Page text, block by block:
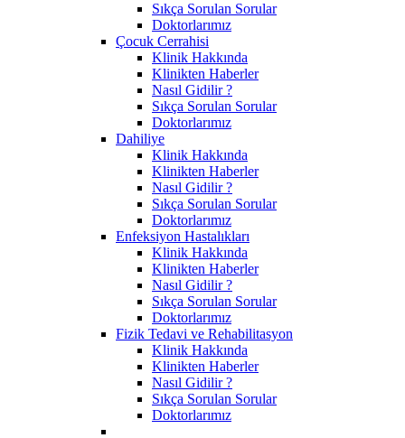
Sıkça Sorulan Sorular
Doktorlarımız
Çocuk Cerrahisi
Klinik Hakkında
Klinikten Haberler
Nasıl Gidilir ?
Sıkça Sorulan Sorular
Doktorlarımız
Dahiliye
Klinik Hakkında
Klinikten Haberler
Nasıl Gidilir ?
Sıkça Sorulan Sorular
Doktorlarımız
Enfeksiyon Hastalıkları
Klinik Hakkında
Klinikten Haberler
Nasıl Gidilir ?
Sıkça Sorulan Sorular
Doktorlarımız
Fizik Tedavi ve Rehabilitasyon
Klinik Hakkında
Klinikten Haberler
Nasıl Gidilir ?
Sıkça Sorulan Sorular
Doktorlarımız